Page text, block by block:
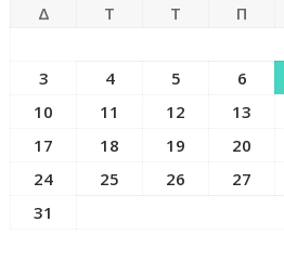
Δ Τ Τ Π
3
4 5 6
10
11 12 13
17
18 19 20
24
25 26 27
31